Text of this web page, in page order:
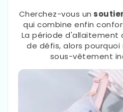
Cherchez-vous un
qui combine enfin
La période d'allaitement
de défis, alors
sous-vêtement